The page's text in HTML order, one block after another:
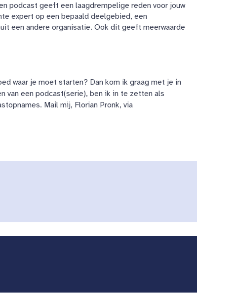
podcast geeft een laagdrempelige reden voor jouw
expert op een bepaald deelgebied, een
een andere organisatie. Ook dit geeft meerwaarde
waar je moet starten? Dan kom ik graag met je in
van een podcast(serie), ben ik in te zetten als
Mail mij, Florian Pronk, via